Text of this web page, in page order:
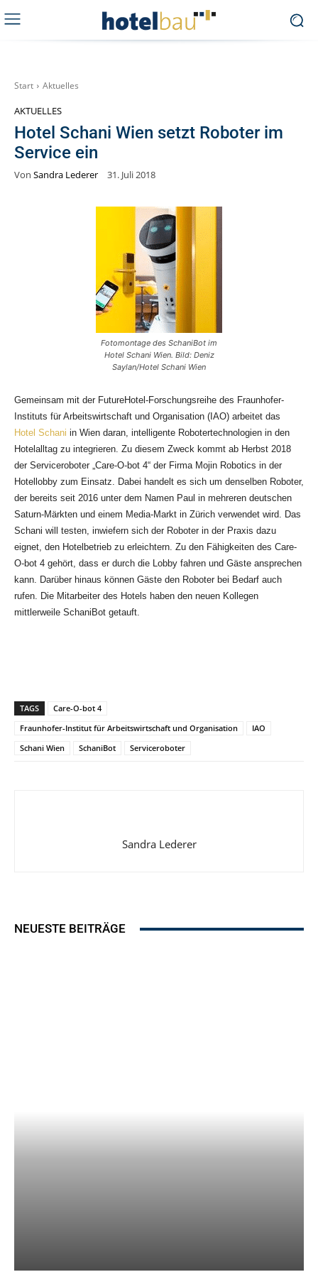
Start Aktuelles
AKTUELLES
Hotel Schani Wien setzt Roboter im
Service ein
Von Sandra Lederer 31. Juli 2018
Fotomontage des SchaniBot im
Hotel Schani Wien. Bild: Deniz
Saylan/Hotel Schani Wien
Gemeinsam mit der FutureHotel-Forschungsreihe des Fraunhofer-
Instituts für Arbeitswirtschaft und Organisation (IAO) arbeitet das
Hotel Schani in Wien daran, intelligente Robotertechnologien in den
Hotelalltag zu integrieren. Zu diesem Zweck kommt ab Herbst 2018
der Serviceroboter „Care-O-bot 4“ der Firma Mojin Robotics in der
Hotellobby zum Einsatz. Dabei handelt es sich um denselben Roboter,
der bereits seit 2016 unter dem Namen Paul in mehreren deutschen
Saturn-Märkten und einem Media-Markt in Zürich verwendet wird. Das
Schani will testen, inwiefern sich der Roboter in der Praxis dazu
eignet, den Hotelbetrieb zu erleichtern. Zu den Fähigkeiten des Care-
O-bot 4 gehört, dass er durch die Lobby fahren und Gäste ansprechen
kann. Darüber hinaus können Gäste den Roboter bei Bedarf auch
rufen. Die Mitarbeiter des Hotels haben den neuen Kollegen
mittlerweile SchaniBot getauft.
TAGS
Care-O-bot 4
Fraunhofer-Institut für Arbeitswirtschaft und Organisation
IAO
Schani Wien
SchaniBot Serviceroboter
Sandra Lederer
NEUESTE BEITRÄGE